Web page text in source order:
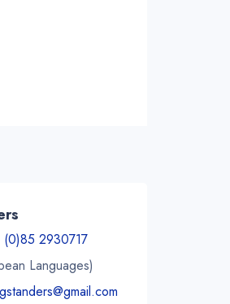
(0)85 2930717
Languages)